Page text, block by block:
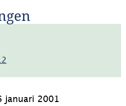
januari 2001